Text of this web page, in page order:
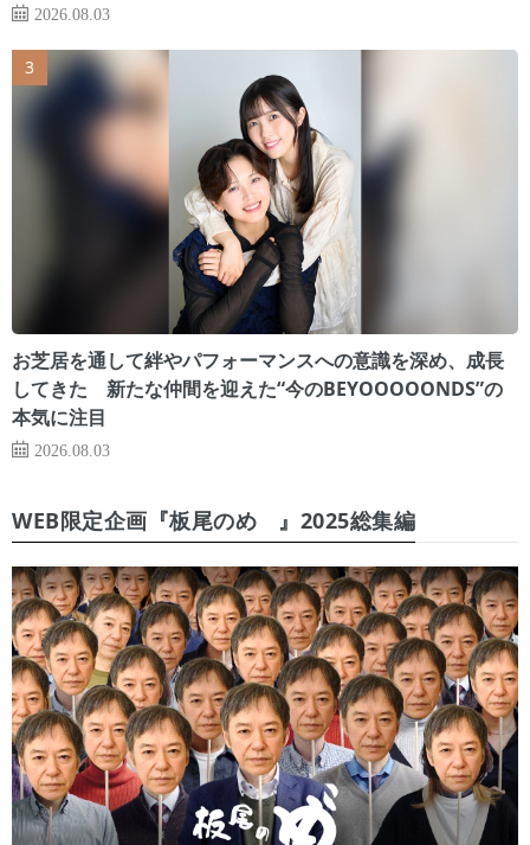
2026.08.03
お芝居を通して絆やパフォーマンスへの意識を深め、成長
してきた 新たな仲間を迎えた“今のBEYOOOOONDS”の
本気に注目
2026.08.03
WEB限定企画『板尾のめ゙』2025総集編